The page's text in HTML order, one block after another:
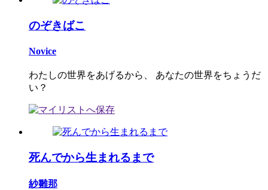
のぞきばこ
Novice
わたしの世界をあげるから、 あなたの世界をちょうだ
い？
死んでから生まれるまで
紗雛那